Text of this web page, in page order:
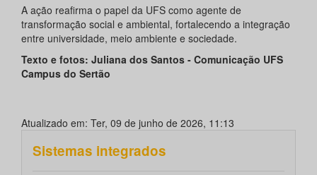
A ação reafirma o papel da UFS como agente de
transformação social e ambiental, fortalecendo a integração
entre universidade, meio ambiente e sociedade.
Texto e fotos: Juliana dos Santos - Comunicação UFS
Campus do Sertão
Atualizado em: Ter, 09 de junho de 2026, 11:13
Sistemas integrados